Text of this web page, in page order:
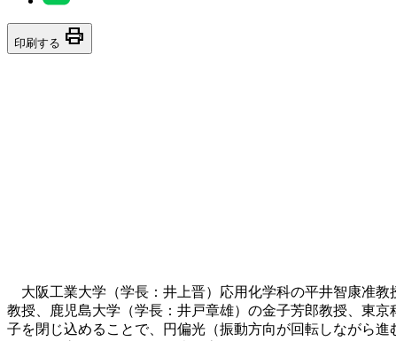
印刷する print
大阪工業大学（学長：井上晋）応用化学科の平井智康准
教授、鹿児島大学（学長：井戸章雄）の金子芳郎教授、東
子を閉じ込めることで、円偏光（振動方向が回転しながら